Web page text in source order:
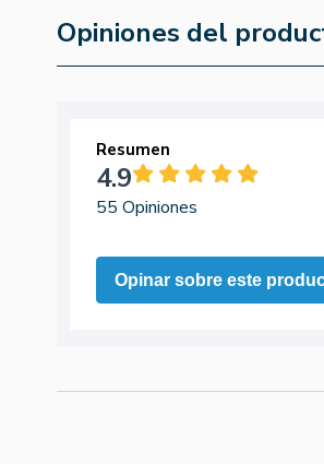
Opiniones del
Resumen
4.9
55 Opiniones
Opinar sobre este